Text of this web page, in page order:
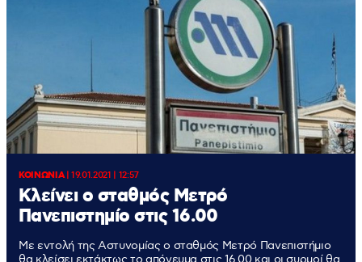
ΚΟΙΝΩΝΙΑ|19.01.2021 | 12:57
Κλείνει ο σταθμός Μετρό
Πανεπιστημίο στις 16.00
Με εντολή της Αστυνομίας ο σταθμός Μετρό Πανεπιστήμιο
θα κλείσει εκτάκτως το απόγευμα στις 16.00 και οι συρμοί θα